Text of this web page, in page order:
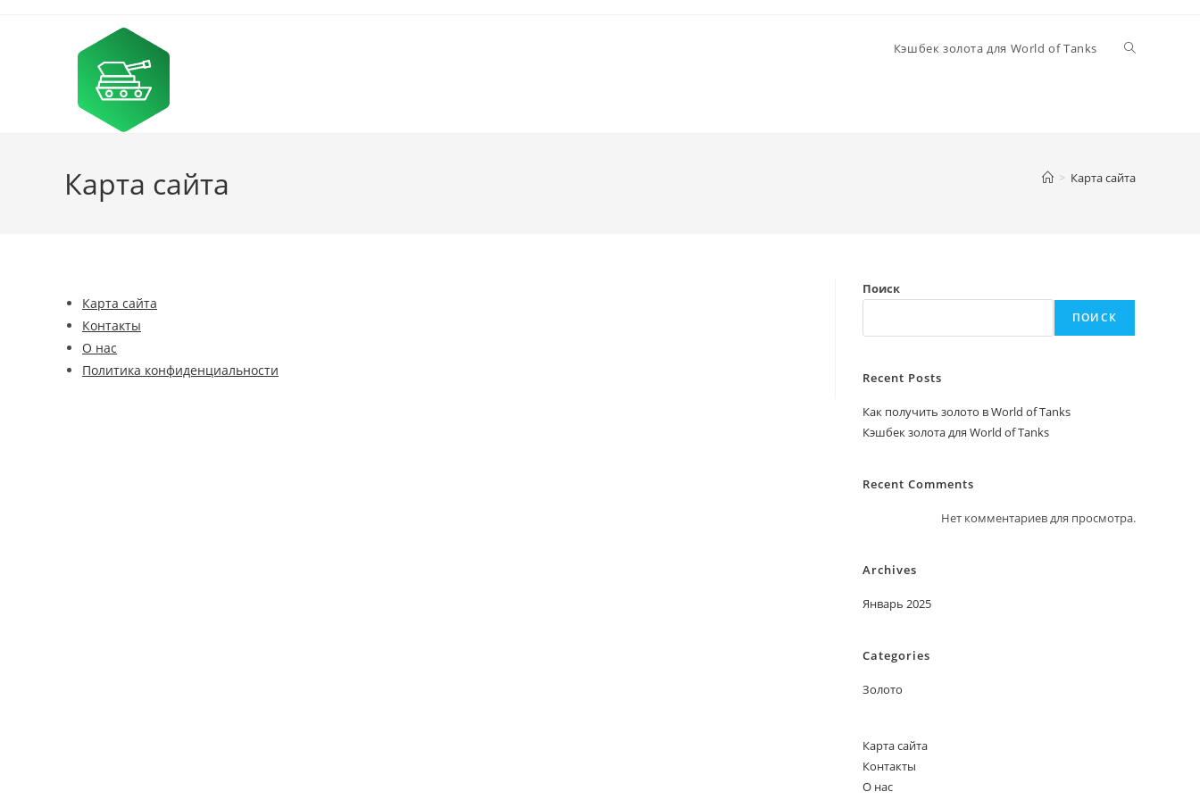
содержимому
Кэшбек золота для World of Tanks
по
Карта сайта > Карта сайта
Карта сайта
Контакты
О нас
Политика конфиденциальности
Поиск
ПОИСК
Recent Posts
Как получить золото в World of Tanks
Кэшбек золота для World of Tanks
Recent Comments
Нет комментариев для просмотра.
Archives
Январь 2025
Categories
Золото
Карта сайта
Контакты
О нас